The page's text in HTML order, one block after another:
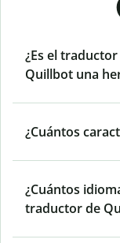
¿Es el
Quillbot una
¿Cuántos
¿Cuántos
traductor de